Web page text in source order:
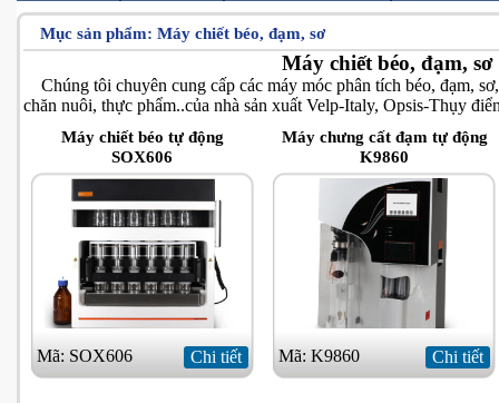
Mục sản phẩm: Máy chiết béo, đạm, sơ
Máy chiết béo, đạm, sơ
Chúng tôi chuyên cung cấp các máy móc phân tích béo, đạm,
chăn nuôi, thực phẩm..của nhà sản xuất Velp-Italy, Opsis-Thụy
Máy chiết béo tự động
SOX606
Mã: SOX606 Chi tiết
Máy chưng cất đạm tự động
K9860
Mã: K9860 Chi tiết